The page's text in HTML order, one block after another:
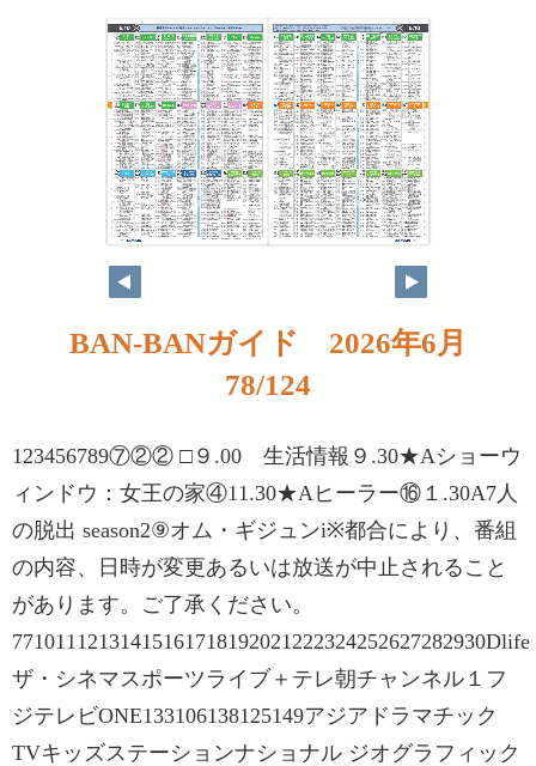
BAN-BANガイド 2026年6月
78/124
123456789⑦②② □９.00 生活情報９.30★Aショーウ
ィンドウ：女王の家④11.30★Aヒーラー⑯１.30A7人
の脱出 season2⑨オム・ギジュンi※都合により、番組
の内容、日時が変更あるいは放送が中止されること
があります。ご了承ください。
77101112131415161718192021222324252627282930Dlife
ザ・シネマスポーツライブ＋テレ朝チャンネル１フ
ジテレビONE133106138125149アジアドラマチック
TVキッズステーションナショナル ジオグラフィック